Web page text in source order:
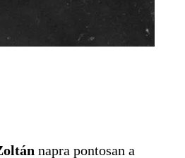
napra pontosan a